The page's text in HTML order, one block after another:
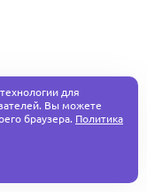
для
Вы можете
браузера. Политика